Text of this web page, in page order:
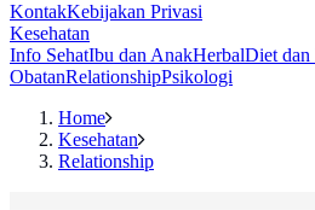
KontakKebijakan Privasi
Kesehatan
Info SehatIbu dan AnakHerbalDiet dan
ObatanRelationshipPsikologi
Home
Kesehatan
Relationship